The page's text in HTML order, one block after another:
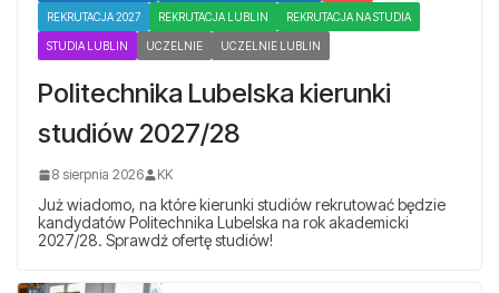
REKRUTACJA 2027 REKRUTACJA LUBLIN REKRUTACJA NA STUDIA
STUDIA LUBLIN UCZELNIE UCZELNIE LUBLIN
Politechnika Lubelska kierunki
studiów 2027/28
8 sierpnia 2026 KK
Już wiadomo, na które kierunki studiów rekrutować będzie
kandydatów Politechnika Lubelska na rok akademicki
2027/28. Sprawdź ofertę studiów!